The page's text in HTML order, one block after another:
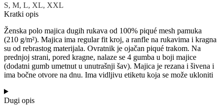
S, M, L, XL, XXL
Kratki opis
Ženska polo majica dugih rukava od 100% piqué mesh pamuka
(210 g/m²). Majica ima regular fit kroj, a ranfle na rukavima i kragna
su od rebrastog materijala. Ovratnik je ojačan piqué trakom. Na
prednjoj strani, pored kragne, nalaze se 4 gumba u boji majice
(dodatni gumb umetnut u unutrašnji šav). Majica je rezana i šivena i
ima bočne otvore na dnu. Ima vidljivu etiketu koja se može ukloniti
Dugi opis